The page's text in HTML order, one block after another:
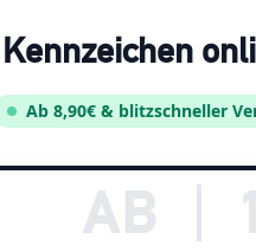
Ab 8,90€ & blitzschneller